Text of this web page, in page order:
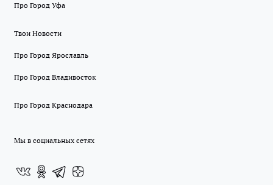
Про Город Уфа
Твои Новости
Про Город Ярославль
Про Город Владивосток
Про Город Краснодара
Мы в социальных сетях